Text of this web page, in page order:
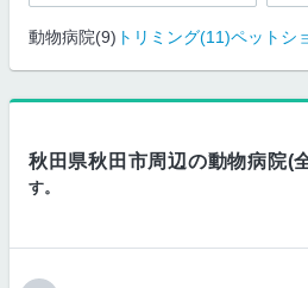
動物病院(9) トリミング(11)ペットシ
秋田県秋田市周辺の動物病院(
す。